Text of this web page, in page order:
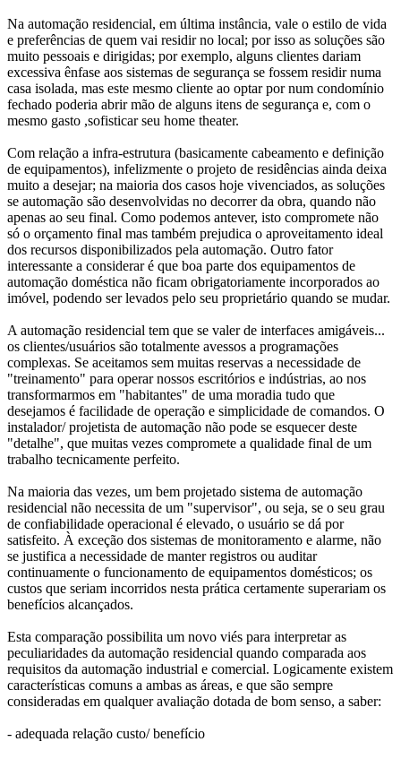
Na automação residencial, em última instância, vale o estilo de vida
e preferências de quem vai residir no local; por isso as soluções são
muito pessoais e dirigidas; por exemplo, alguns clientes dariam
excessiva ênfase aos sistemas de segurança se fossem residir numa
casa isolada, mas este mesmo cliente ao optar por num condomínio
fechado poderia abrir mão de alguns itens de segurança e, com o
mesmo gasto ,sofisticar seu home theater.
Com relação a infra-estrutura (basicamente cabeamento e definição
de equipamentos), infelizmente o projeto de residências ainda deixa
muito a desejar; na maioria dos casos hoje vivenciados, as soluções
se automação são desenvolvidas no decorrer da obra, quando não
apenas ao seu final. Como podemos antever, isto compromete não
só o orçamento final mas também prejudica o aproveitamento ideal
dos recursos disponibilizados pela automação. Outro fator
interessante a considerar é que boa parte dos equipamentos de
automação doméstica não ficam obrigatoriamente incorporados ao
imóvel, podendo ser levados pelo seu proprietário quando se mudar.
A automação residencial tem que se valer de interfaces amigáveis...
os clientes/usuários são totalmente avessos a programações
complexas. Se aceitamos sem muitas reservas a necessidade de
"treinamento" para operar nossos escritórios e indústrias, ao nos
transformarmos em "habitantes" de uma moradia tudo que
desejamos é facilidade de operação e simplicidade de comandos. O
instalador/ projetista de automação não pode se esquecer deste
"detalhe", que muitas vezes compromete a qualidade final de um
trabalho tecnicamente perfeito.
Na maioria das vezes, um bem projetado sistema de automação
residencial não necessita de um "supervisor", ou seja, se o seu grau
de confiabilidade operacional é elevado, o usuário se dá por
satisfeito. À exceção dos sistemas de monitoramento e alarme, não
se justifica a necessidade de manter registros ou auditar
continuamente o funcionamento de equipamentos domésticos; os
custos que seriam incorridos nesta prática certamente superariam os
benefícios alcançados.
Esta comparação possibilita um novo viés para interpretar as
peculiaridades da automação residencial quando comparada aos
requisitos da automação industrial e comercial. Logicamente existem
características comuns a ambas as áreas, e que são sempre
consideradas em qualquer avaliação dotada de bom senso, a saber:
- adequada relação custo/ benefício